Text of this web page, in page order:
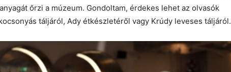
őrzi a múzeum. Gondoltam, érdekes lehet az olvasók
táljáról, Ady étkészletéről vagy Krúdy leveses táljáról.